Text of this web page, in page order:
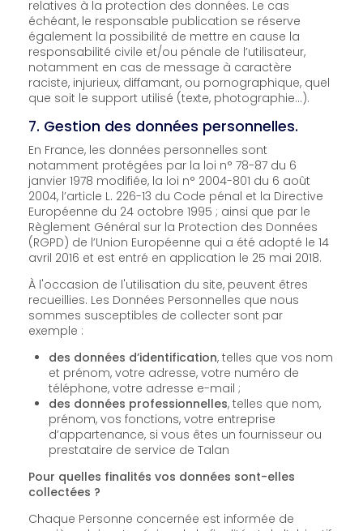
relatives à la protection des données. Le cas
échéant, le responsable publication se réserve
également la possibilité de mettre en cause la
responsabilité civile et/ou pénale de l’utilisateur,
notamment en cas de message à caractère
raciste, injurieux, diffamant, ou pornographique, quel
que soit le support utilisé (texte, photographie…).
7. Gestion des données personnelles.
En France, les données personnelles sont
notamment protégées par la loi n° 78-87 du 6
janvier 1978 modifiée, la loi n° 2004-801 du 6 août
2004, l’article L. 226-13 du Code pénal et la Directive
Européenne du 24 octobre 1995 ; ainsi que par le
Règlement Général sur la Protection des Données
(RGPD) de l’Union Européenne qui a été adopté le 14
avril 2016 et est entré en application le 25 mai 2018.
À l'occasion de l'utilisation du site, peuvent êtres
recueillies. Les Données Personnelles que nous
sommes susceptibles de collecter sont par
exemple :
des données d’identification, telles que vos nom
et prénom, votre adresse, votre numéro de
téléphone, votre adresse e-mail ;
des données professionnelles, telles que nom,
prénom, vos fonctions, votre entreprise
d’appartenance, si vous êtes un fournisseur ou
prestataire de service de Talan
Pour quelles finalités vos données sont-elles
collectées ?
Chaque Personne concernée est informée de